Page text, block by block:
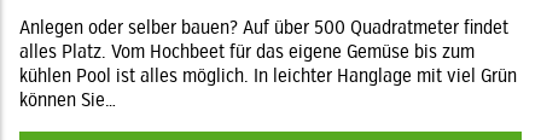
Anlegen oder selber bauen? Auf über 500 Quadratmeter findet
alles Platz. Vom Hochbeet für das eigene Gemüse bis zum
kühlen Pool ist alles möglich. In leichter Hanglage mit viel Grün
können Sie…